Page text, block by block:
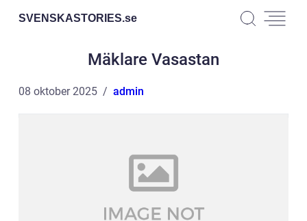
SVENSKASTORIES.se
Mäklare Vasastan
08 oktober 2025 admin